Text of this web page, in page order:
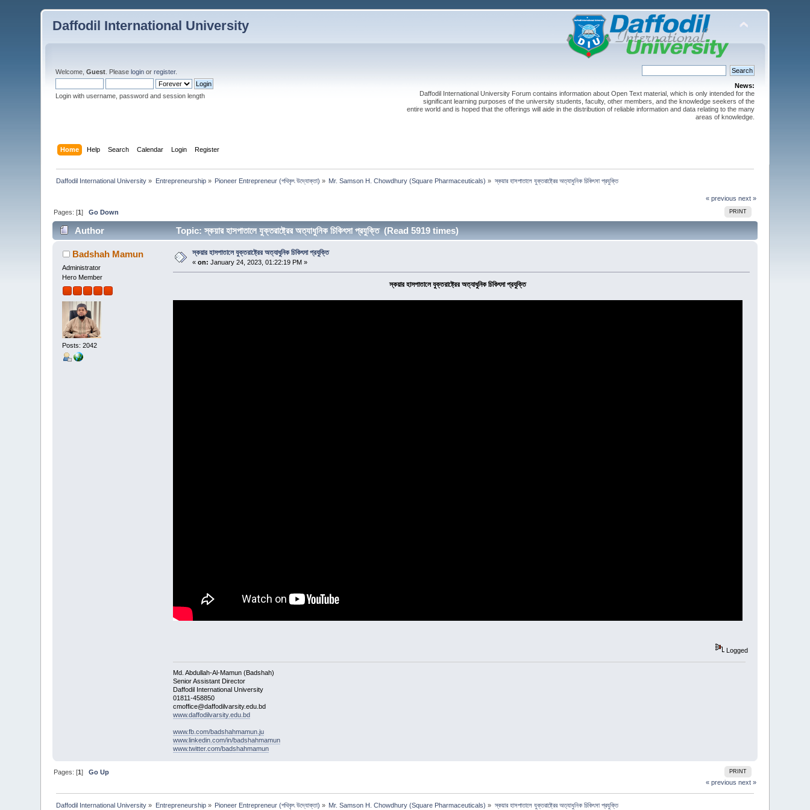
Daffodil International University
Welcome,Guest . Pleaselogin orregister.
Login with username, password and session length
News:
Daffodil International University Forum contains information about Open Text material, which is only intended for the
significant learning purposes of the university students, faculty, other members, and the knowledge seekers of the
entire world and is hoped that the offerings will aide in the distribution of reliable information and data relating to the many
areas of knowledge.
Home Help Search Calendar Login Register
Daffodil International University » Entrepreneurship» Pioneer Entrepreneur (পথিকৃৎ উদ্যোক্তা) » Mr. Samson H. Chowdhury (Square Pharmaceuticals) » স্কয়ার হাসপাতালে যুক্তরাষ্ট্রের অত্যাধুনিক চিকিৎসা প্রযুক্তি
« previous next »
PRINT
Pages: [1]Go Down
Author Topic: স্কয়ার হাসপাতালে যুক্তরাষ্ট্রের অত্যাধুনিক চিকিৎসা প্রযুক্তি (Read 5919 times)
Badshah Mamun
Administrator
Hero Member
Posts: 2042
স্কয়ার হাসপাতালে যুক্তরাষ্ট্রের অত্যাধুনিক চিকিৎসা প্রযুক্তি
«on: January 24, 2023, 01:22:19 PM »
স্কয়ার হাসপাতালে যুক্তরাষ্ট্রের অত্যাধুনিক চিকিৎসা প্রযুক্তি
Logged
Md. Abdullah-Al-Mamun (Badshah)
Senior Assistant Director
Daffodil International University
01811-458850
cmoffice@daffodilvarsity.edu.bd
www.daffodilvarsity.edu.bd
www.fb.com/badshahmamun.ju
www.linkedin.com/in/badshahmamun
www.twitter.com/badshahmamun
PRINT
Pages: [1]Go Up
« previous next »
Daffodil International University » Entrepreneurship» Pioneer Entrepreneur (পথিকৃৎ উদ্যোক্তা) » Mr. Samson H. Chowdhury (Square Pharmaceuticals) » স্কয়ার হাসপাতালে যুক্তরাষ্ট্রের অত্যাধুনিক চিকিৎসা প্রযুক্তি